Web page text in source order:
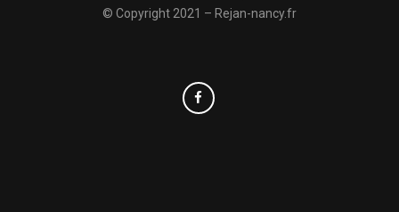
© Copyright 2021 – Rejan-nancy.fr